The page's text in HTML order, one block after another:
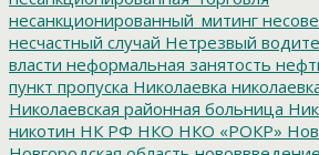
несанкционированный_митинг
несчастный случай Нетрезвый
власти неформальная занятость
пункт пропуска Николаевка
Николаевская районная больница
никотин НК РФ НКО НКО «РОКР»